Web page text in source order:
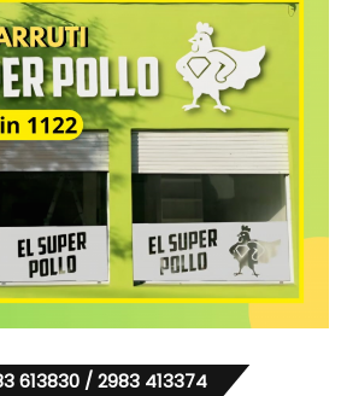
613830 / 2983 413374